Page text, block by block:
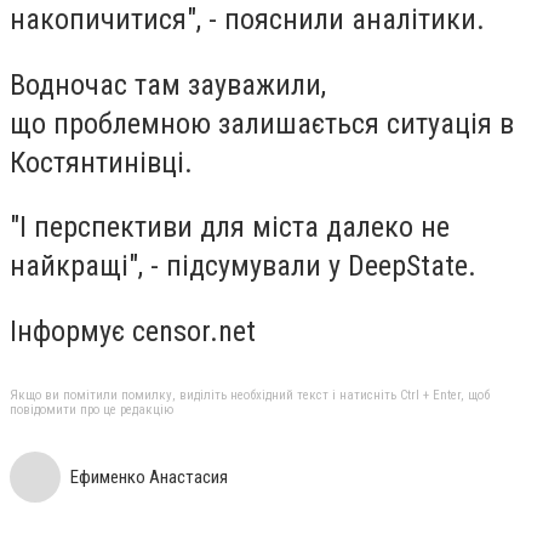
накопичитися", - пояснили аналітики.
Водночас там зауважили,
що проблемною залишається ситуація в
Костянтинівці.
"І перспективи для міста далеко не
найкращі", - підсумували у DeepState.
Інформує censor.net
Якщо ви помітили помилку, виділіть необхідний текст і натисніть Ctrl + Enter, щоб
повідомити про це редакцію
Ефименко Анастасия